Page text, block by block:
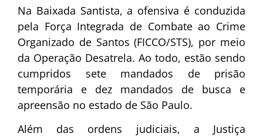
Na Baixada Santista, a ofensiva é conduzida
pela Força Integrada de Combate ao Crime
Organizado de Santos (FICCO/STS), por meio
da Operação Desatrela. Ao todo, estão sendo
cumpridos sete mandados de prisão
temporária e dez mandados de busca e
apreensão no estado de São Paulo.
Além das ordens judiciais, a Justiça